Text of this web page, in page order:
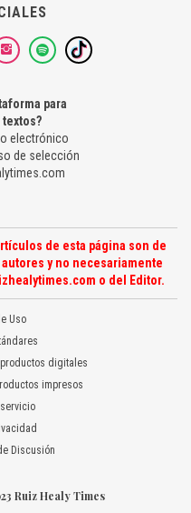
para
electrónico
de selección
de esta página son de
y no necesariamente
o del Editor.
Uso
digitales
impresos
Discusión
Ruiz Healy Times